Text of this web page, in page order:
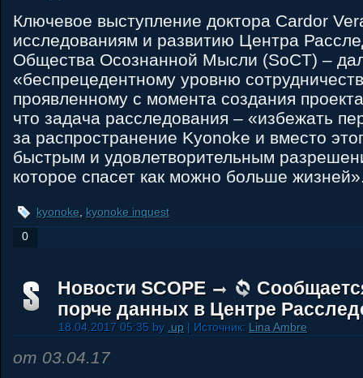
Ключевое выступление доктора Cardor
исследованиям и развитию Центра
Общества Осознанной Мысли (SoCT) –
«беспрецедентному уровню
проявленному с момента создания
что задача расследования – «избежать
за распространение Kyonoke и вместо
быстрым и удовлетворительным
которое спасет как можно больше
kyonoke kyonoke inquest
0
Новости SCOPE
порче данных в Центре
18.04.2017 05:35 by .up | Источник: Lina Ambre
от 03.04.17